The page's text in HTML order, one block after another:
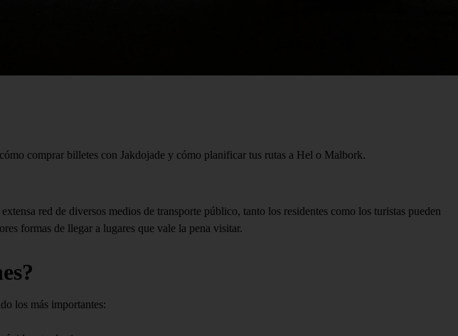
comprar billetes con Jakdojade y cómo planificar tus rutas a Hel o Malbork.
red de diversos medios de transporte público, tanto los residentes como los turistas pueden
formas de llegar a lugares que vale la pena visitar.
los más importantes: